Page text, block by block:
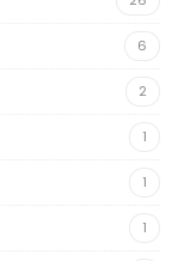
6
2
1
1
1